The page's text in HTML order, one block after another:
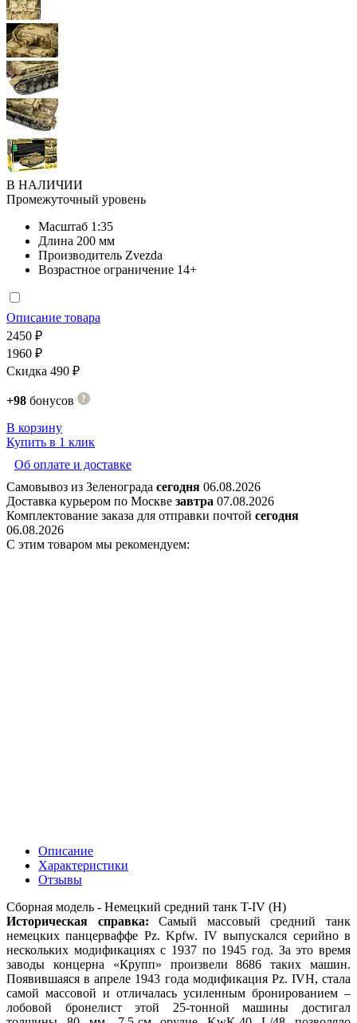
В НАЛИЧИИ
Промежуточный уровень
Масштаб 1:35
Длина 200 мм
Производитель Zvezda
Возрастное ограничение 14+
Описание товара
2450 ₽
1960 ₽
Скидка 490 ₽
+98 бонусов
В корзину
Купить в 1 клик
Об оплате и доставке
Самовывоз из Зеленограда сегодня 06.08.2026
Доставка курьером по Москве завтра 07.08.2026
Комплектование заказа для отправки почтой сегодня
06.08.2026
С этим товаром мы рекомендуем:
Описание
Характеристики
Отзывы
Сборная модель - Немецкий средний танк T-IV (H)
Историческая справка: Самый массовый средний танк
немецких панцерваффе Pz. Kpfw. IV выпускался серийно в
нескольких модификациях с 1937 по 1945 год. За это время
заводы концерна «Крупп» произвели 8686 таких машин.
Появившаяся в апреле 1943 года модификация Pz. IVH, стала
самой массовой и отличалась усиленным бронированием –
лобовой бронелист этой 25-тонной машины достигал